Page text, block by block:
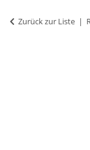
Zurück zur Liste